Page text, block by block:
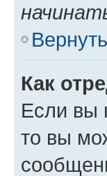
Как
Если вы
то вы